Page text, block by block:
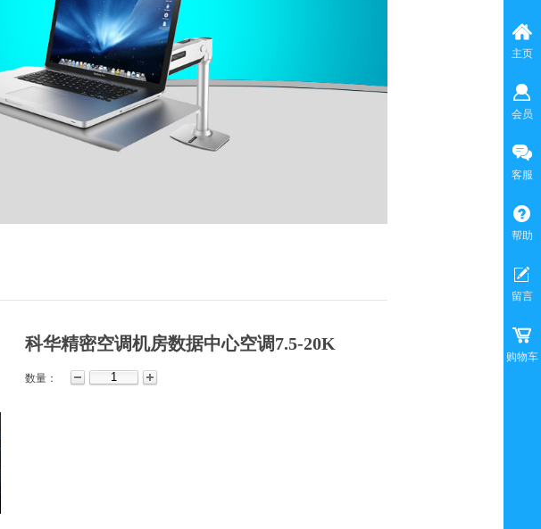
科华精密空调机房数据中心空调7.5-20K
数量：
主页
会员
客服
帮助
留言
购物车